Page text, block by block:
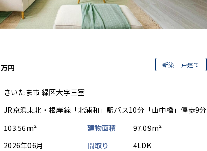
万円 新築一戸建て
さいたま市 緑区大字三室
JR京浜東北・根岸線「北浦和」駅バス10分「山中橋」停歩9分
103.56m² 建物面積
97.09m²
2026年06月 間取り 4LDK